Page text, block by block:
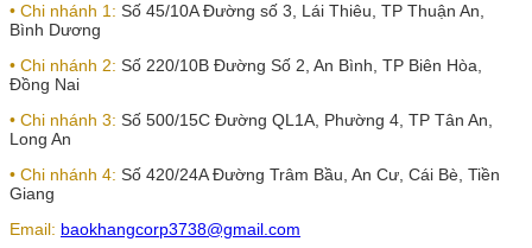
• Chi nhánh 1: Số 45/10A Đường số 3, Lái Thiêu, TP Thuận An,
Bình Dương
• Chi nhánh 2: Số 220/10B Đường Số 2, An Bình, TP Biên Hòa,
Đồng Nai
• Chi nhánh 3: Số 500/15C Đường QL1A, Phường 4, TP Tân An,
Long An
• Chi nhánh 4: Số 420/24A Đường Trâm Bầu, An Cư, Cái Bè, Tiền
Giang
Email: baokhangcorp3738@gmail.com